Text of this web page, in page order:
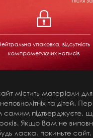
упаковка, відсутність
компрометуючих написів
містить матеріали
та дітей.
самим підтверджуєте,
Якщо Вам не
ласка, покиньте сайт.